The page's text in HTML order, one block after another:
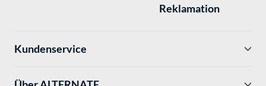
Reklamation
Kundenservice